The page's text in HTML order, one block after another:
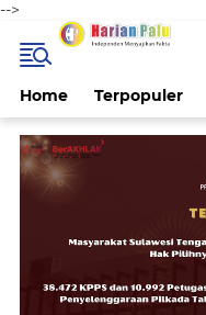
-->
Home Terpopuler